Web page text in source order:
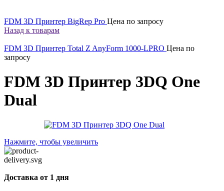
FDM 3D Принтер BigRep Pro Цена по запросу
Назад к товарам
FDM 3D Принтер Total Z AnyForm 1000-LPRO Цена по
запросу
FDM 3D Принтер 3DQ One
Dual
Нажмите, чтобы увеличить
Доставка от 1 дня